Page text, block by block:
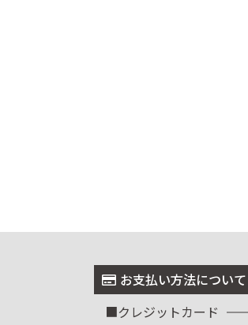
お支払い方法について
クレジットカード